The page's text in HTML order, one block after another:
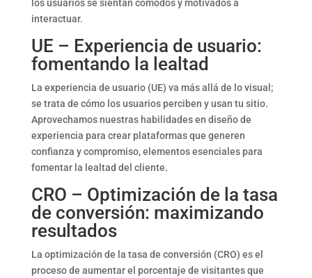
los usuarios se sientan cómodos y motivados a
interactuar.
UE – Experiencia de usuario:
fomentando la lealtad
La experiencia de usuario (UE) va más allá de lo visual;
se trata de cómo los usuarios perciben y usan tu sitio.
Aprovechamos nuestras habilidades en diseño de
experiencia para crear plataformas que generen
confianza y compromiso, elementos esenciales para
fomentar la lealtad del cliente.
CRO – Optimización de la tasa
de conversión: maximizando
resultados
La optimización de la tasa de conversión (CRO) es el
proceso de aumentar el porcentaje de visitantes que